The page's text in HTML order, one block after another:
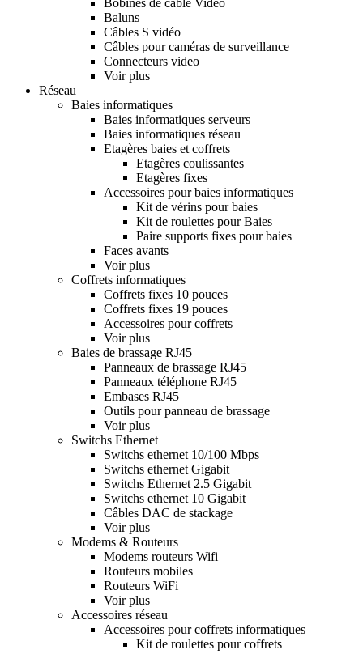
Baluns
Câbles S vidéo
Câbles pour caméras de surveillance
Connecteurs video
Voir plus
Réseau
Baies informatiques
Baies informatiques serveurs
Baies informatiques réseau
Etagères baies et coffrets
Etagères coulissantes
Etagères fixes
Accessoires pour baies informatiques
Kit de vérins pour baies
Kit de roulettes pour Baies
Paire supports fixes pour baies
Faces avants
Voir plus
Coffrets informatiques
Coffrets fixes 10 pouces
Coffrets fixes 19 pouces
Accessoires pour coffrets
Voir plus
Baies de brassage RJ45
Panneaux de brassage RJ45
Panneaux téléphone RJ45
Embases RJ45
Outils pour panneau de brassage
Voir plus
Switchs Ethernet
Switchs ethernet 10/100 Mbps
Switchs ethernet Gigabit
Switchs Ethernet 2.5 Gigabit
Switchs ethernet 10 Gigabit
Câbles DAC de stackage
Voir plus
Modems & Routeurs
Modems routeurs Wifi
Routeurs mobiles
Routeurs WiFi
Voir plus
Accessoires réseau
Accessoires pour coffrets informatiques
Kit de roulettes pour coffrets